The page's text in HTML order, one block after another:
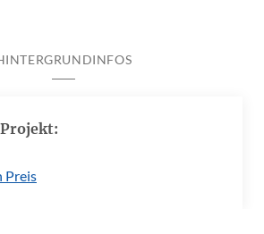
Preis